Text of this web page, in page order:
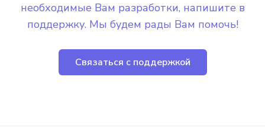
необходимые Вам разработки, напишите в
поддержку. Мы будем рады Вам помочь!
Связаться с поддержкой